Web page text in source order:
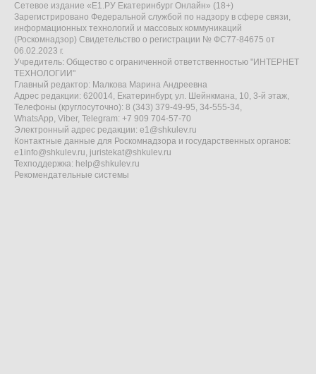
Сетевое издание «Е1.РУ Екатеринбург Онлайн» (18+)
Зарегистрировано Федеральной службой по надзору в сфере связи,
информационных технологий и массовых коммуникаций
(Роскомнадзор) Свидетельство о регистрации № ФС77-84675 от
06.02.2023 г.
Учредитель: Общество с ограниченной ответственностью "ИНТЕРНЕТ
ТЕХНОЛОГИИ"
Главный редактор: Малкова Марина Андреевна
Адрес редакции: 620014, Екатеринбург, ул. Шейнкмана, 10, 3-й этаж,
Телефоны (круглосуточно): 8 (343) 379-49-95, 34-555-34,
WhatsApp, Viber, Telegram: +7 909 704-57-70
Электронный адрес редакции: e1@shkulev.ru
Контактные данные для Роскомнадзора и государственных органов:
e1info@shkulev.ru, juristekat@shkulev.ru
Техподдержка: help@shkulev.ru
Рекомендательные системы